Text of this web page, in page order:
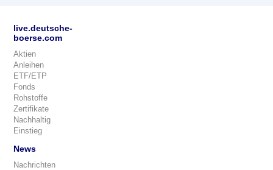
live.deutsche-
boerse.com
Aktien
Anleihen
ETF/ETP
Fonds
Rohstoffe
Zertifikate
Nachhaltig
Einstieg
News
Nachrichten